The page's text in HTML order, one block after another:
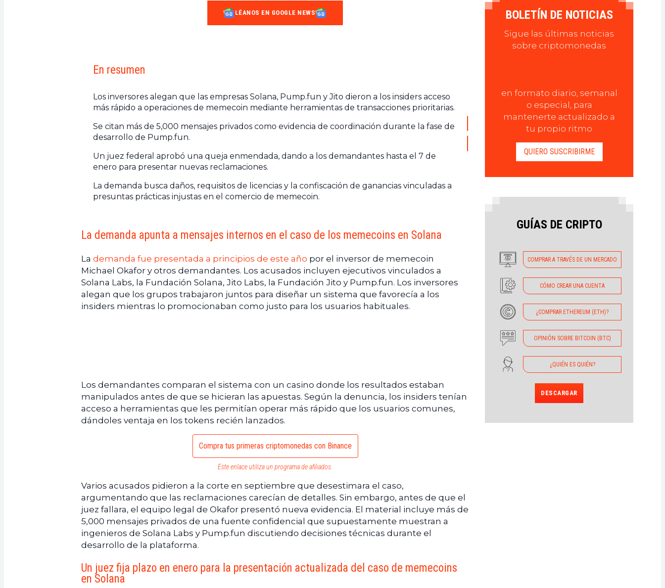
LÉANOS EN GOOGLE NEWS
En resumen
Los inversores alegan que las empresas Solana, Pump.fun y Jito dieron a los insiders acceso
más rápido a operaciones de memecoin mediante herramientas de transacciones prioritarias.
Se citan más de 5,000 mensajes privados como evidencia de coordinación durante la fase de
desarrollo de Pump.fun.
Un juez federal aprobó una queja enmendada, dando a los demandantes hasta el 7 de
enero para presentar nuevas reclamaciones.
La demanda busca daños, requisitos de licencias y la confiscación de ganancias vinculadas a
presuntas prácticas injustas en el comercio de memecoin.
La demanda apunta a mensajes internos en el caso de los memecoins en Solana
La demanda fue presentada a principios de este año por el inversor de memecoin
Michael Okafor y otros demandantes. Los acusados incluyen ejecutivos vinculados a
Solana Labs, la Fundación Solana, Jito Labs, la Fundación Jito y Pump.fun. Los inversores
alegan que los grupos trabajaron juntos para diseñar un sistema que favorecía a los
insiders mientras lo promocionaban como justo para los usuarios habituales.
Los demandantes comparan el sistema con un casino donde los resultados estaban
manipulados antes de que se hicieran las apuestas. Según la denuncia, los insiders tenían
acceso a herramientas que les permitían operar más rápido que los usuarios comunes,
dándoles ventaja en los tokens recién lanzados.
Compra tus primeras criptomonedas con Binance
Este enlace utiliza un programa de afiliados.
Varios acusados pidieron a la corte en septiembre que desestimara el caso,
argumentando que las reclamaciones carecían de detalles. Sin embargo, antes de que el
juez fallara, el equipo legal de Okafor presentó nueva evidencia. El material incluye más de
5,000 mensajes privados de una fuente confidencial que supuestamente muestran a
ingenieros de Solana Labs y Pump.fun discutiendo decisiones técnicas durante el
desarrollo de la plataforma.
Un juez fija plazo en enero para la presentación actualizada del caso de memecoins
en Solana
BOLETÍN DE NOTICIAS
Sigue las últimas noticias
sobre criptomonedas
en formato diario, semanal
o especial, para
mantenerte actualizado a
tu propio ritmo
QUIERO SUSCRIBIRME
GUÍAS DE CRIPTO
COMPRAR A TRAVÉS DE UN MERCADO
CÓMO CREAR UNA CUENTA
¿COMPRAR ETHEREUM (ETH)?
OPINIÓN SOBRE BITCOIN (BTC)
¿QUIÉN ES QUIÉN?
DESCARGAR